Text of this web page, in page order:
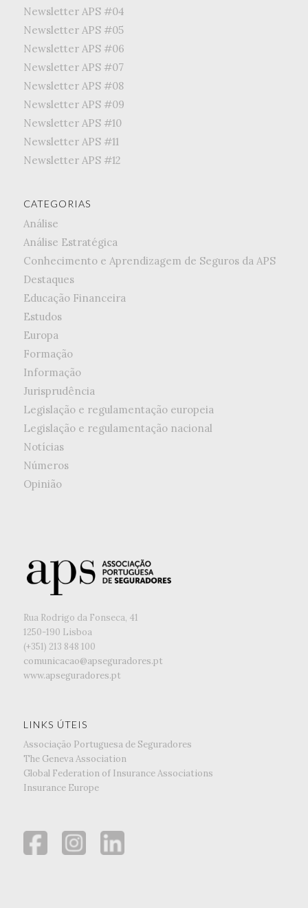
Newsletter APS #04
Newsletter APS #05
Newsletter APS #06
Newsletter APS #07
Newsletter APS #08
Newsletter APS #09
Newsletter APS #10
Newsletter APS #11
Newsletter APS #12
CATEGORIAS
Análise
Análise Estratégica
Conhecimento e Aprendizagem de Seguros da APS
Destaques
Educação Financeira
Estudos
Europa
Formação
Informação
Jurisprudência
Legislação e regulamentação europeia
Legislação e regulamentação nacional
Notícias
Números
Opinião
Rua Rodrigo da Fonseca, 41
1250-190 Lisboa
(+351) ‭213 848 100
comunicacao@apseguradores.pt
www.apseguradores.pt
LINKS ÚTEIS
Associação Portuguesa de Seguradores
The Geneva Association
Global Federation of Insurance Associations
Insurance Europe